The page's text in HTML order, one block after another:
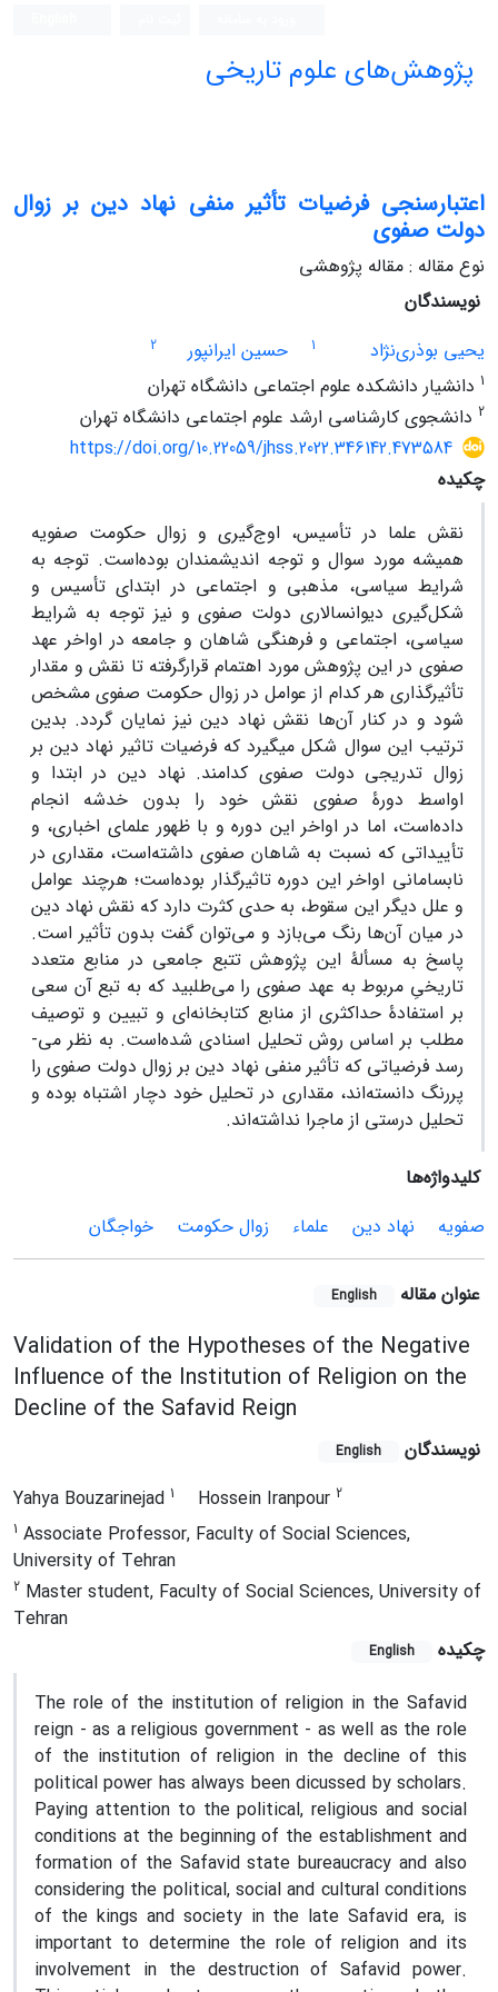
پژوهش‌های علوم تاریخی
اعتبارسنجی فرضیات تأثیر منفی نهاد دین بر زوال
دولت صفوی
نوع مقاله : مقاله پژوهشی
نویسندگان
یحیی بوذری‌نژاد
1 حسین ایرانپور
2
1 دانشیار دانشکده علوم اجتماعی دانشگاه تهران
2 دانشجوی کارشناسی ارشد علوم اجتماعی دانشگاه تهران
https://doi.org/10.22059/jhss.2022.346142.473584
چکیده
نقش علما در تأسیس، اوج­‌گیری و زوال حکومت صفویه
همیشه مورد سوال و توجه اندیشمندان بوده­‌است. توجه به
شرایط سیاسی، مذهبی و اجتماعی در ابتدای تأسیس و
شکل­‌گیری دیوان­سالاری دولت صفوی و نیز توجه به شرایط
سیاسی، اجتماعی و فرهنگی شاهان و جامعه در اواخر عهد
صفوی در این پژوهش مورد اهتمام قرارگرفته تا نقش و مقدار
تأثیرگذاری هر کدام از عوامل در زوال حکومت صفوی مشخص
شود و در کنار آن‌ها نقش نهاد دین نیز نمایان گردد. بدین
ترتیب این سوال شکل می­گیرد که فرضیات تاثیر نهاد دین بر
زوال تدریجی دولت صفوی کدامند. نهاد دین در ابتدا و
اواسط دورۀ صفوی نقش خود را بدون خدشه انجام
داده‌است، اما در اواخر این دوره و با ظهور علمای اخباری، و
تأییداتی که نسبت به شاهان صفوی داشته‌است، مقداری در
نابسامانی اواخر این دوره تاثیرگذار بوده‌است؛ هرچند عوامل
و علل دیگر این سقوط، به حدی کثرت دارد که نقش نهاد دین
در میان آن‌ها رنگ­ می­‌بازد و می­‌توان گفت بدون تأثیر است.
پاسخ به مسألۀ این پژوهش تتبع جامعی در منابع متعدد
تاریخیِ مربوط به عهد صفوی را می‌­طلبید که به تبع آن سعی
بر استفادۀ حداکثری از منابع کتابخانه‌ای و تبیین و توصیف
مطلب بر اساس روش تحلیل­ اسنادی شده‌است. به نظر می‌­
رسد فرضیاتی که تأثیر منفی نهاد دین بر زوال دولت صفوی را
پررنگ دانسته‌­اند، مقداری در تحلیل خود دچار اشتباه بوده و
تحلیل درستی از ماجرا نداشته‌­اند.
کلیدواژه‌ها
صفویه
نهاد دین علماء زوال حکومت خواجگان
عنوان مقاله English
Validation of the Hypotheses of the Negative
Influence of the Institution of Religion on the
Decline of the Safavid Reign
نویسندگان English
Yahya Bouzarinejad 1 Hossein Iranpour 2
1 Associate Professor, Faculty of Social Sciences,
University of Tehran
2 Master student, Faculty of Social Sciences, University of
Tehran
چکیده
English
The role of the institution of religion in the Safavid
reign - as a religious government - as well as the role
of the institution of religion in the decline of this
political power has always been dicussed by scholars.
Paying attention to the political, religious and social
conditions at the beginning of the establishment and
formation of the Safavid state bureaucracy and also
considering the political, social and cultural conditions
of the kings and society in the late Safavid era, is
important to determine the role of religion and its
involvement in the destruction of Safavid power.